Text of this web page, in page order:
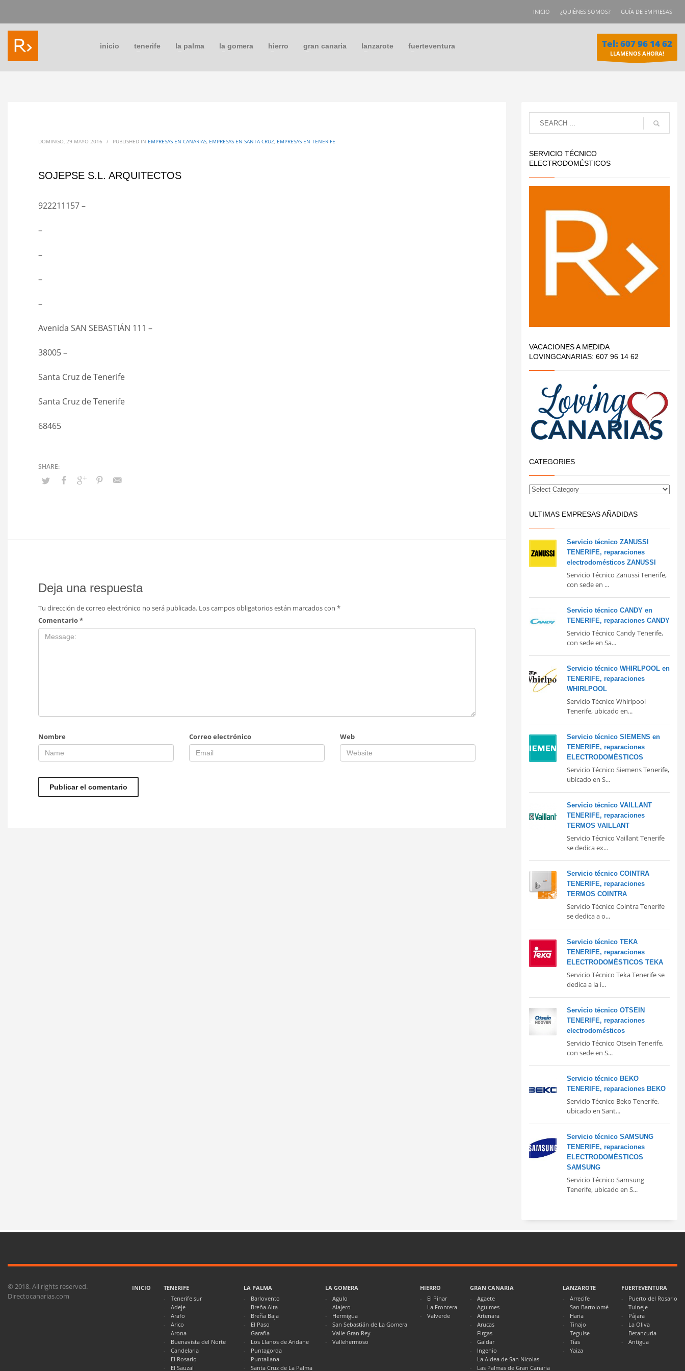
INICIO ¿QUIÉNES SOMOS? GUÍA DE EMPRESAS
inicio tenerife la palma la gomera hierro gran canaria lanzarote fuerteventura Tel: 607 96 14 62
LLAMENOS AHORA!
DOMINGO, 29 MAYO 2016 / PUBLISHED IN EMPRESAS EN CANARIAS, EMPRESAS EN SANTA CRUZ, EMPRESAS EN TENERIFE
SOJEPSE S.L. ARQUITECTOS
922211157 –
–
–
–
–
Avenida SAN SEBASTIÁN 111 –
38005 –
Santa Cruz de Tenerife
Santa Cruz de Tenerife
68465
Deja una respuesta
Tu dirección de correo electrónico no será publicada. Los campos obligatorios están marcados con *
Comentario*
Nombre Correo electrónico Web
SERVICIO TÉCNICO
ELECTRODOMÉSTICOS
VACACIONES A MEDIDA
LOVINGCANARIAS: 607 96 14 62
CATEGORIES
ULTIMAS EMPRESAS AÑADIDAS
Servicio técnico ZANUSSI
TENERIFE, reparaciones
electrodomésticos ZANUSSI
Servicio Técnico Zanussi Tenerife,
con sede en ...
Servicio técnico CANDY en
TENERIFE, reparaciones CANDY
Servicio Técnico Candy Tenerife,
con sede en Sa...
Servicio técnico WHIRLPOOL en
TENERIFE, reparaciones
WHIRLPOOL
Servicio Técnico Whirlpool
Tenerife, ubicado en...
Servicio técnico SIEMENS en
TENERIFE, reparaciones
ELECTRODOMÉSTICOS
Servicio Técnico Siemens Tenerife,
ubicado en S...
Servicio técnico VAILLANT
TENERIFE, reparaciones
TERMOS VAILLANT
Servicio Técnico Vaillant Tenerife
se dedica ex...
Servicio técnico COINTRA
TENERIFE, reparaciones
TERMOS COINTRA
Servicio Técnico Cointra Tenerife
se dedica a o...
Servicio técnico TEKA
TENERIFE, reparaciones
ELECTRODOMÉSTICOS TEKA
Servicio Técnico Teka Tenerife se
dedica a la i...
Servicio técnico OTSEIN
TENERIFE, reparaciones
electrodomésticos
Servicio Técnico Otsein Tenerife,
con sede en S...
Servicio técnico BEKO
TENERIFE, reparaciones BEKO
Servicio Técnico Beko Tenerife,
ubicado en Sant...
Servicio técnico SAMSUNG
TENERIFE, reparaciones
ELECTRODOMÉSTICOS
SAMSUNG
Servicio Técnico Samsung
Tenerife, ubicado en S...
INICIO
TENERIFE
Tenerife sur
Adeje
Arafo
Arico
Arona
Buenavista del Norte
Candelaria
El Rosario
El Sauzal
LA PALMA
Barlovento
Breña Alta
Breña Baja
El Paso
Garafía
Los Llanos de Aridane
Puntagorda
Puntallana
Santa Cruz de La Palma
LA GOMERA
Agulo
Alajero
Hermigua
San Sebastián de La Gomera
Valle Gran Rey
Vallehermoso
HIERRO
El Pinar
La Frontera
Valverde
GRAN CANARIA
Agaete
Agüimes
Artenara
Arucas
Firgas
Galdar
Ingenio
La Aldea de San Nicolas
Las Palmas de Gran Canaria
LANZAROTE
Arrecife
San Bartolomé
Haria
Tinajo
Teguise
Tías
Yaiza
FUERTEVENTURA
Puerto del Rosario
Tuineje
Pájara
La Oliva
Betancuria
Antigua
© 2018. All rights reserved.
Directocanarias.com